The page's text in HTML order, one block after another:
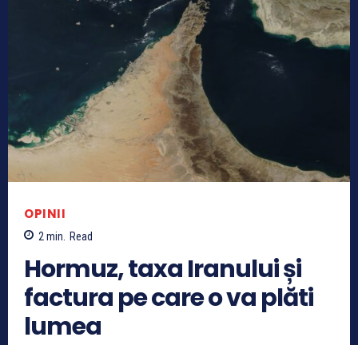
OPINII
2 min. Read
Hormuz, taxa Iranului și
factura pe care o va plăti
lumea